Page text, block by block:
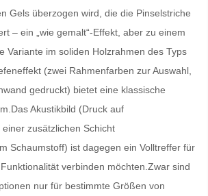
Gels überzogen wird, die die Pinselstriche
– ein „wie gemalt“-Effekt, aber zu einem
Variante im soliden Holzrahmen des Typs
(zwei Rahmenfarben zur Auswahl,
gedruckt) bietet eine klassische
Akustikbild (Druck auf
zusätzlichen Schicht
Schaumstoff) ist dagegen ein Volltreffer für
verbinden möchten.Zwar sind
nur für bestimmte Größen von